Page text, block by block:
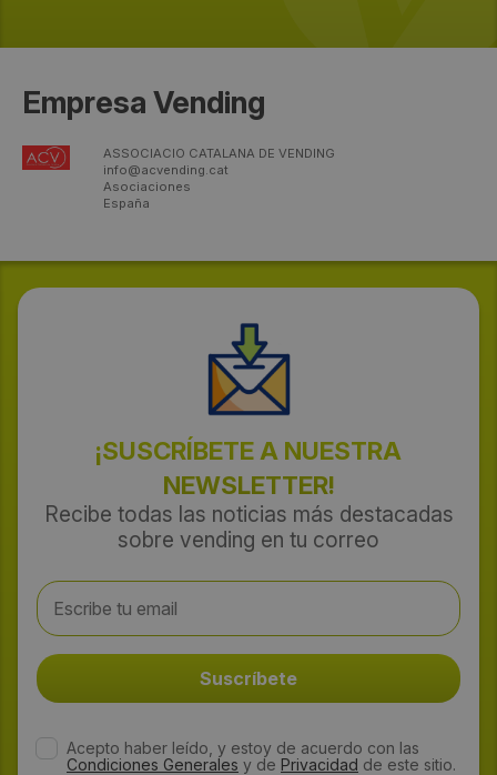
Empresa Vending
ASSOCIACIO CATALANA DE VENDING
info@acvending.cat
Asociaciones
España
¡SUSCRÍBETE A NUESTRA
NEWSLETTER!
Recibe todas las noticias más destacadas
sobre vending en tu correo
Acepto haber leído, y estoy de acuerdo con las
Condiciones Generales y de Privacidad de este sitio.